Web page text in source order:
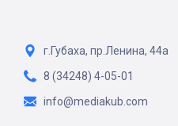
г.Губаха, пр.Ленина, 44а
8 (34248) 4-05-01
info@mediakub.com